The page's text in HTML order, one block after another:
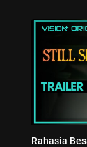
Rahasia